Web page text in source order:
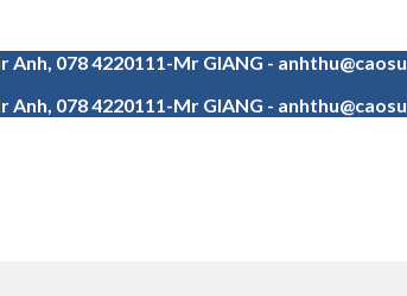
078 4220111-Mr GIANG -
078 4220111-Mr GIANG -